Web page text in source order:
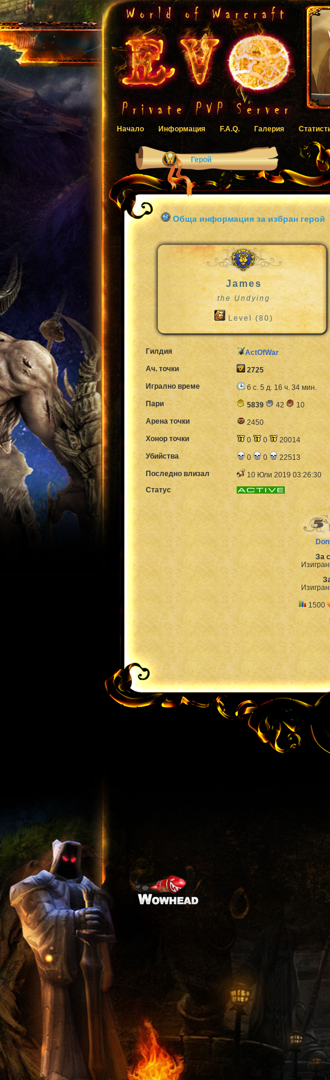
Начало
Информация F.A.Q. Галерия
Герой
Обща информация за избран герой
James
the Undying
Level (80)
Гилдия
ActOfWar
Ач. точки
2725
Игрално време
6 с. 5 д. 16 ч. 34 мин.
Пари
5839 42
10
Арена точки
2450
Хонор точки
0 0
20014
Убийства
0 0
22513
Последно влизал
10 Юли 2019 03:26:30
Статус
За
1500